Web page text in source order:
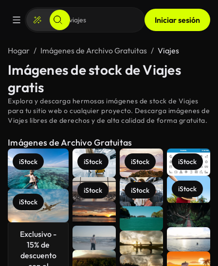
Iniciar sesión
Hogar Imágenes de Archivo Gratuitas Viajes
Imágenes de stock de Viajes
gratis
Explora y descarga hermosas imágenes de stock de Viajes
para tu sitio web o cualquier proyecto. Descarga imágenes de
Viajes libres de derechos y de alta calidad de forma gratuita.
Imágenes de Archivo Gratuitas
iStock
iStock
Exclusivo -
15% de
descuento
iStock
iStock
iStock
iStock
iStock
iStock
Ver más